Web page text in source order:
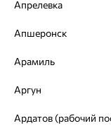
Похожие
Апрелевка
Апшеронск
Арамиль
Аргун